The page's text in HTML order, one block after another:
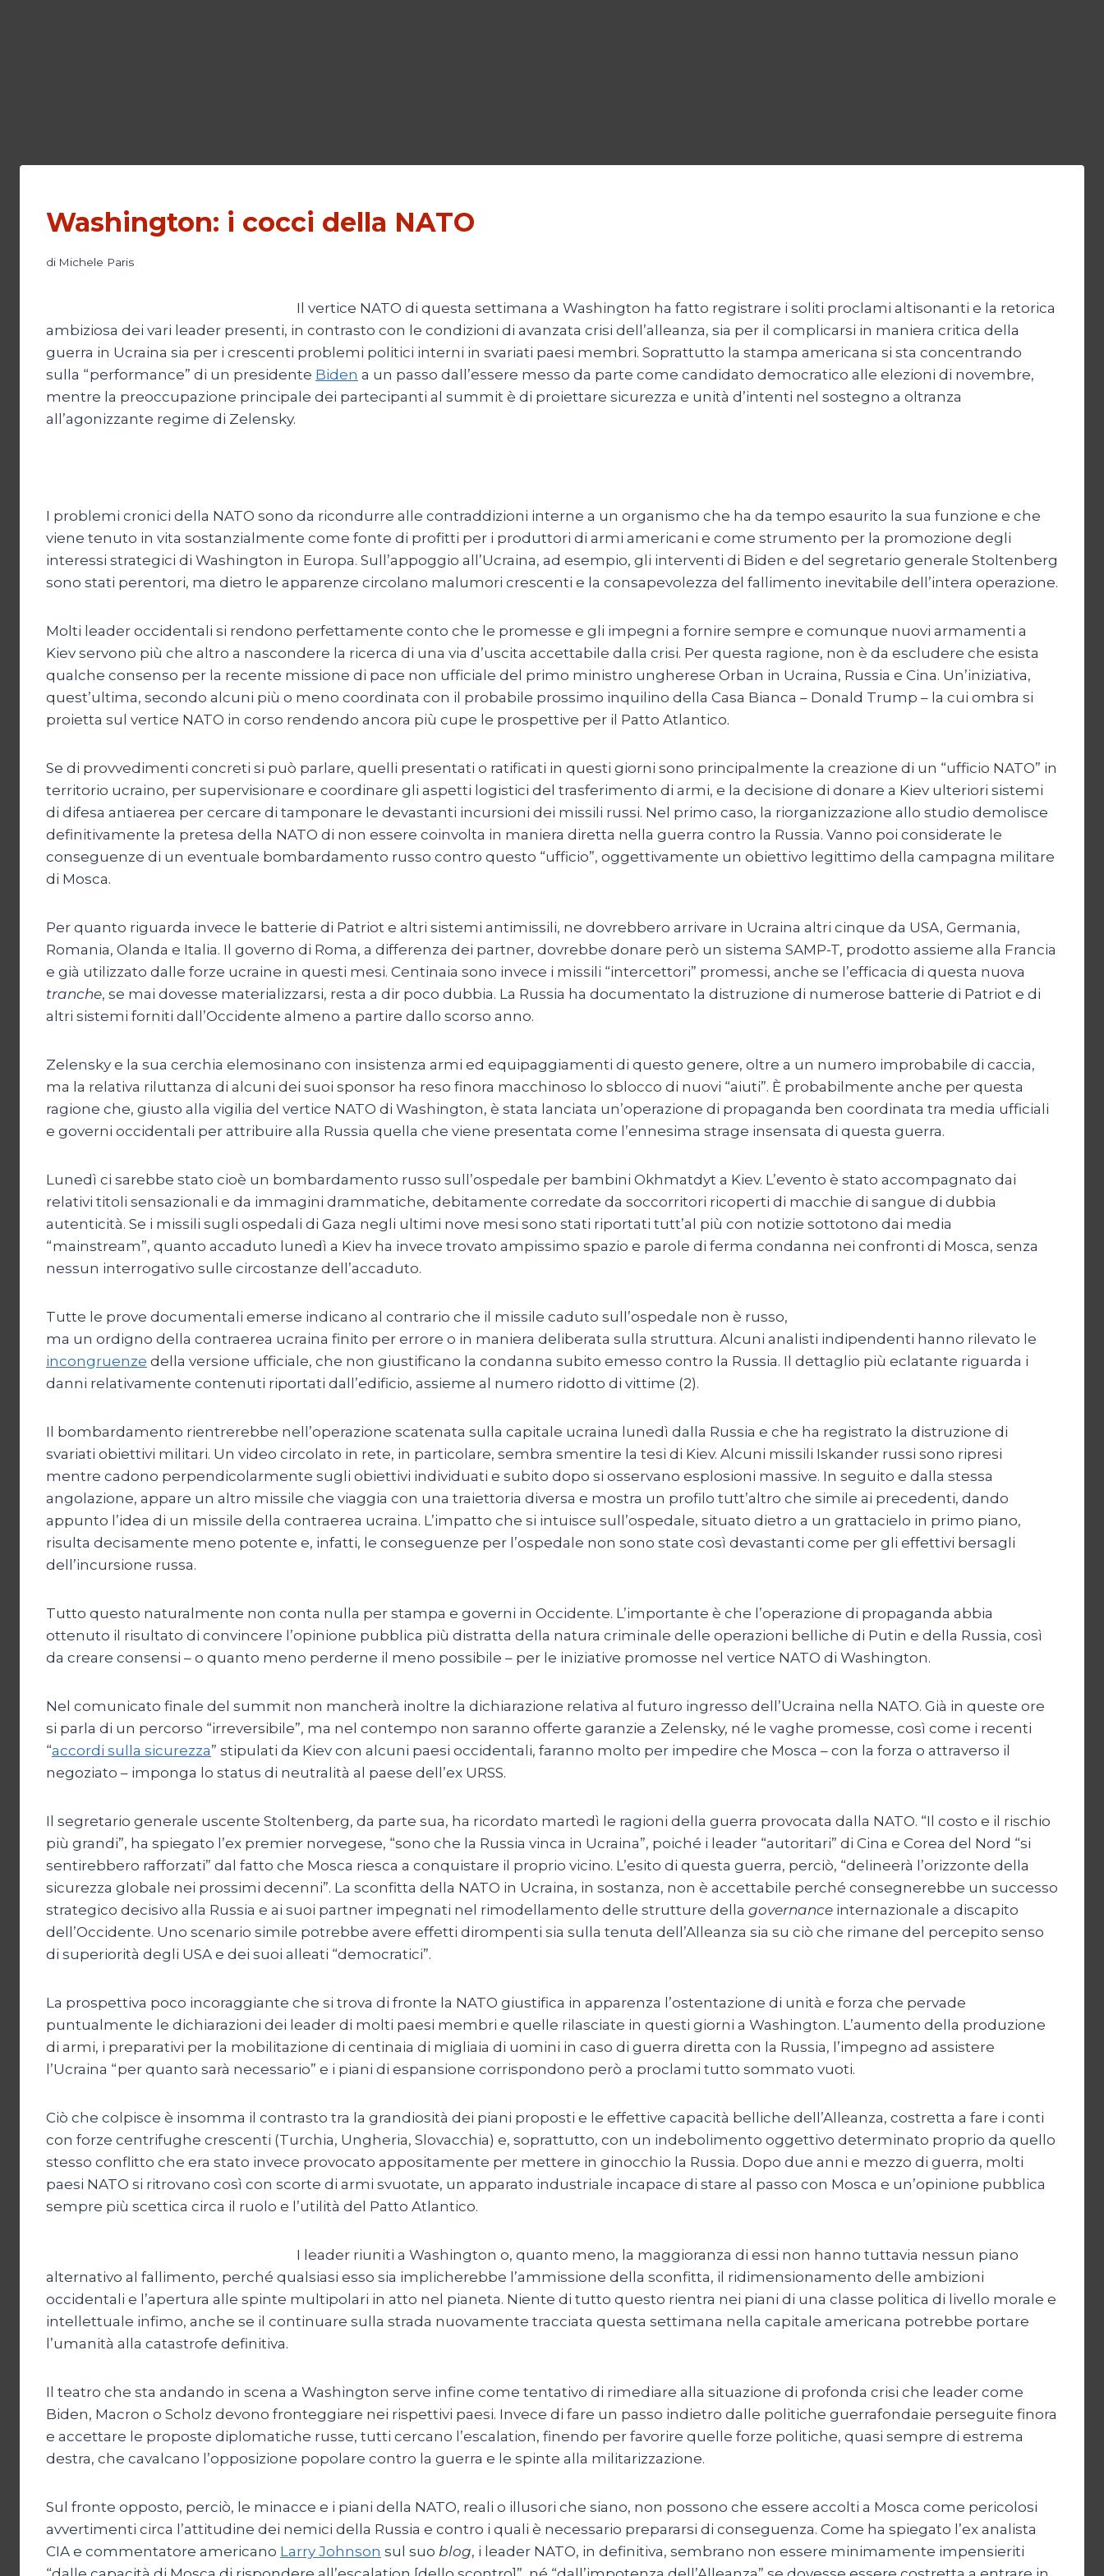
Washington: i cocci della NATO
di Michele Paris
Il vertice NATO di questa settimana a Washington ha fatto registrare i soliti proclami altisonanti e la retorica
ambiziosa dei vari leader presenti, in contrasto con le condizioni di avanzata crisi dell’alleanza, sia per il complicarsi in maniera critica della
guerra in Ucraina sia per i crescenti problemi politici interni in svariati paesi membri. Soprattutto la stampa americana si sta concentrando
sulla “performance” di un presidente Biden a un passo dall’essere messo da parte come candidato democratico alle elezioni di novembre,
mentre la preoccupazione principale dei partecipanti al summit è di proiettare sicurezza e unità d’intenti nel sostegno a oltranza
all’agonizzante regime di Zelensky.
I problemi cronici della NATO sono da ricondurre alle contraddizioni interne a un organismo che ha da tempo esaurito la sua funzione e che
viene tenuto in vita sostanzialmente come fonte di profitti per i produttori di armi americani e come strumento per la promozione degli
interessi strategici di Washington in Europa. Sull’appoggio all’Ucraina, ad esempio, gli interventi di Biden e del segretario generale Stoltenberg
sono stati perentori, ma dietro le apparenze circolano malumori crescenti e la consapevolezza del fallimento inevitabile dell’intera operazione.
Molti leader occidentali si rendono perfettamente conto che le promesse e gli impegni a fornire sempre e comunque nuovi armamenti a
Kiev servono più che altro a nascondere la ricerca di una via d’uscita accettabile dalla crisi. Per questa ragione, non è da escludere che esista
qualche consenso per la recente missione di pace non ufficiale del primo ministro ungherese Orban in Ucraina, Russia e Cina. Un’iniziativa,
quest’ultima, secondo alcuni più o meno coordinata con il probabile prossimo inquilino della Casa Bianca – Donald Trump – la cui ombra si
proietta sul vertice NATO in corso rendendo ancora più cupe le prospettive per il Patto Atlantico.
Se di provvedimenti concreti si può parlare, quelli presentati o ratificati in questi giorni sono principalmente la creazione di un “ufficio NATO” in
territorio ucraino, per supervisionare e coordinare gli aspetti logistici del trasferimento di armi, e la decisione di donare a Kiev ulteriori sistemi
di difesa antiaerea per cercare di tamponare le devastanti incursioni dei missili russi. Nel primo caso, la riorganizzazione allo studio demolisce
definitivamente la pretesa della NATO di non essere coinvolta in maniera diretta nella guerra contro la Russia. Vanno poi considerate le
conseguenze di un eventuale bombardamento russo contro questo “ufficio”, oggettivamente un obiettivo legittimo della campagna militare
di Mosca.
Per quanto riguarda invece le batterie di Patriot e altri sistemi antimissili, ne dovrebbero arrivare in Ucraina altri cinque da USA, Germania,
Romania, Olanda e Italia. Il governo di Roma, a differenza dei partner, dovrebbe donare però un sistema SAMP-T, prodotto assieme alla Francia
e già utilizzato dalle forze ucraine in questi mesi. Centinaia sono invece i missili “intercettori” promessi, anche se l’efficacia di questa nuova
tranche, se mai dovesse materializzarsi, resta a dir poco dubbia. La Russia ha documentato la distruzione di numerose batterie di Patriot e di
altri sistemi forniti dall’Occidente almeno a partire dallo scorso anno.
Zelensky e la sua cerchia elemosinano con insistenza armi ed equipaggiamenti di questo genere, oltre a un numero improbabile di caccia,
ma la relativa riluttanza di alcuni dei suoi sponsor ha reso finora macchinoso lo sblocco di nuovi “aiuti”. È probabilmente anche per questa
ragione che, giusto alla vigilia del vertice NATO di Washington, è stata lanciata un’operazione di propaganda ben coordinata tra media ufficiali
e governi occidentali per attribuire alla Russia quella che viene presentata come l’ennesima strage insensata di questa guerra.
Lunedì ci sarebbe stato cioè un bombardamento russo sull’ospedale per bambini Okhmatdyt a Kiev. L’evento è stato accompagnato dai
relativi titoli sensazionali e da immagini drammatiche, debitamente corredate da soccorritori ricoperti di macchie di sangue di dubbia
autenticità. Se i missili sugli ospedali di Gaza negli ultimi nove mesi sono stati riportati tutt’al più con notizie sottotono dai media
“mainstream”, quanto accaduto lunedì a Kiev ha invece trovato ampissimo spazio e parole di ferma condanna nei confronti di Mosca, senza
nessun interrogativo sulle circostanze dell’accaduto.
Tutte le prove documentali emerse indicano al contrario che il missile caduto sull’ospedale non è russo,
ma un ordigno della contraerea ucraina finito per errore o in maniera deliberata sulla struttura. Alcuni analisti indipendenti hanno rilevato le
incongruenze della versione ufficiale, che non giustificano la condanna subito emesso contro la Russia. Il dettaglio più eclatante riguarda i
danni relativamente contenuti riportati dall’edificio, assieme al numero ridotto di vittime (2).
Il bombardamento rientrerebbe nell’operazione scatenata sulla capitale ucraina lunedì dalla Russia e che ha registrato la distruzione di
svariati obiettivi militari. Un video circolato in rete, in particolare, sembra smentire la tesi di Kiev. Alcuni missili Iskander russi sono ripresi
mentre cadono perpendicolarmente sugli obiettivi individuati e subito dopo si osservano esplosioni massive. In seguito e dalla stessa
angolazione, appare un altro missile che viaggia con una traiettoria diversa e mostra un profilo tutt’altro che simile ai precedenti, dando
appunto l’idea di un missile della contraerea ucraina. L’impatto che si intuisce sull’ospedale, situato dietro a un grattacielo in primo piano,
risulta decisamente meno potente e, infatti, le conseguenze per l’ospedale non sono state così devastanti come per gli effettivi bersagli
dell’incursione russa.
Tutto questo naturalmente non conta nulla per stampa e governi in Occidente. L’importante è che l’operazione di propaganda abbia
ottenuto il risultato di convincere l’opinione pubblica più distratta della natura criminale delle operazioni belliche di Putin e della Russia, così
da creare consensi – o quanto meno perderne il meno possibile – per le iniziative promosse nel vertice NATO di Washington.
Nel comunicato finale del summit non mancherà inoltre la dichiarazione relativa al futuro ingresso dell’Ucraina nella NATO. Già in queste ore
si parla di un percorso “irreversibile”, ma nel contempo non saranno offerte garanzie a Zelensky, né le vaghe promesse, così come i recenti
“accordi sulla sicurezza” stipulati da Kiev con alcuni paesi occidentali, faranno molto per impedire che Mosca – con la forza o attraverso il
negoziato – imponga lo status di neutralità al paese dell’ex URSS.
Il segretario generale uscente Stoltenberg, da parte sua, ha ricordato martedì le ragioni della guerra provocata dalla NATO. “Il costo e il rischio
più grandi”, ha spiegato l’ex premier norvegese, “sono che la Russia vinca in Ucraina”, poiché i leader “autoritari” di Cina e Corea del Nord “si
sentirebbero rafforzati” dal fatto che Mosca riesca a conquistare il proprio vicino. L’esito di questa guerra, perciò, “delineerà l’orizzonte della
sicurezza globale nei prossimi decenni”. La sconfitta della NATO in Ucraina, in sostanza, non è accettabile perché consegnerebbe un successo
strategico decisivo alla Russia e ai suoi partner impegnati nel rimodellamento delle strutture della governance internazionale a discapito
dell’Occidente. Uno scenario simile potrebbe avere effetti dirompenti sia sulla tenuta dell’Alleanza sia su ciò che rimane del percepito senso
di superiorità degli USA e dei suoi alleati “democratici”.
La prospettiva poco incoraggiante che si trova di fronte la NATO giustifica in apparenza l’ostentazione di unità e forza che pervade
puntualmente le dichiarazioni dei leader di molti paesi membri e quelle rilasciate in questi giorni a Washington. L’aumento della produzione
di armi, i preparativi per la mobilitazione di centinaia di migliaia di uomini in caso di guerra diretta con la Russia, l’impegno ad assistere
l’Ucraina “per quanto sarà necessario” e i piani di espansione corrispondono però a proclami tutto sommato vuoti.
Ciò che colpisce è insomma il contrasto tra la grandiosità dei piani proposti e le effettive capacità belliche dell’Alleanza, costretta a fare i conti
con forze centrifughe crescenti (Turchia, Ungheria, Slovacchia) e, soprattutto, con un indebolimento oggettivo determinato proprio da quello
stesso conflitto che era stato invece provocato appositamente per mettere in ginocchio la Russia. Dopo due anni e mezzo di guerra, molti
paesi NATO si ritrovano così con scorte di armi svuotate, un apparato industriale incapace di stare al passo con Mosca e un’opinione pubblica
sempre più scettica circa il ruolo e l’utilità del Patto Atlantico.
I leader riuniti a Washington o, quanto meno, la maggioranza di essi non hanno tuttavia nessun piano
alternativo al fallimento, perché qualsiasi esso sia implicherebbe l’ammissione della sconfitta, il ridimensionamento delle ambizioni
occidentali e l’apertura alle spinte multipolari in atto nel pianeta. Niente di tutto questo rientra nei piani di una classe politica di livello morale e
intellettuale infimo, anche se il continuare sulla strada nuovamente tracciata questa settimana nella capitale americana potrebbe portare
l’umanità alla catastrofe definitiva.
Il teatro che sta andando in scena a Washington serve infine come tentativo di rimediare alla situazione di profonda crisi che leader come
Biden, Macron o Scholz devono fronteggiare nei rispettivi paesi. Invece di fare un passo indietro dalle politiche guerrafondaie perseguite finora
e accettare le proposte diplomatiche russe, tutti cercano l’escalation, finendo per favorire quelle forze politiche, quasi sempre di estrema
destra, che cavalcano l’opposizione popolare contro la guerra e le spinte alla militarizzazione.
Sul fronte opposto, perciò, le minacce e i piani della NATO, reali o illusori che siano, non possono che essere accolti a Mosca come pericolosi
avvertimenti circa l’attitudine dei nemici della Russia e contro i quali è necessario prepararsi di conseguenza. Come ha spiegato l’ex analista
CIA e commentatore americano Larry Johnson sul suo blog, i leader NATO, in definitiva, sembrano non essere minimamente impensieriti